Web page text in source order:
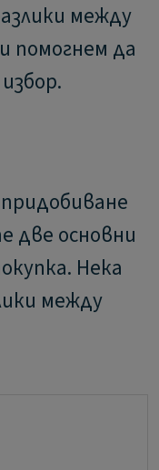
между
помогнем да
две основни
Нека
между